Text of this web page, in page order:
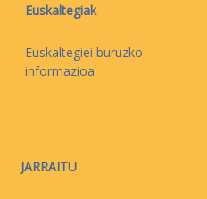
Euskaltegiak
Euskaltegiei buruzko
informazioa
JARRAITU